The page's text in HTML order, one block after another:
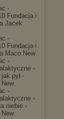
-
Fundacja i
Jacek
-
Fundacja i
Maco New
-
-
pył -
-
-
niebie -